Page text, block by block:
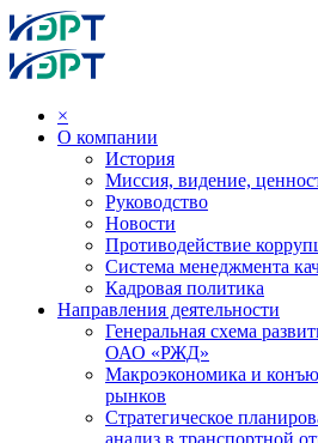
×
О компании
История
Миссия, видение,
Руководство
Новости
Противодействие
Система менеджмента
Кадровая политика
Направления деятельности
Генеральная схема
ОАО «РЖД»
Макроэкономика и
рынков
Стратегическое
анализ в транспортной